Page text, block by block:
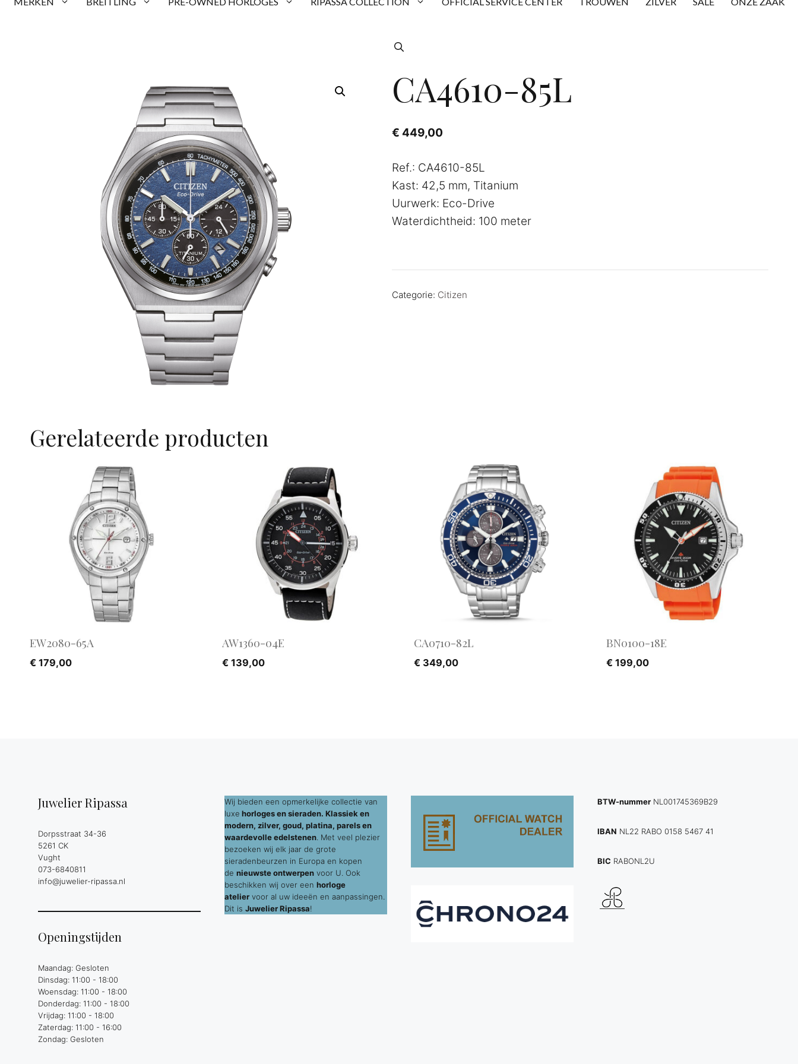
CA4610-85L
€ 449,00
Ref.: CA4610-85L
Kast: 42,5 mm, Titanium
Uurwerk: Eco-Drive
Waterdichtheid: 100 meter
Categorie: Citizen
Gerelateerde producten
EW2080-65A
€ 179,00
AW1360-04E
€ 139,00
CA0710-82L
€ 349,00
BN0100-18E
€ 199,00
Juwelier Ripassa
Dorpsstraat 34-36
5261 CK
Vught
073-6840811
info@juwelier-ripassa.nl
Openingstijden
Maandag: Gesloten
Dinsdag: 11:00 - 18:00
Woensdag: 11:00 - 18:00
Donderdag: 11:00 - 18:00
Vrijdag: 11:00 - 18:00
Zaterdag: 11:00 - 16:00
Zondag: Gesloten
Wij bieden een opmerkelijke collectie van
luxe horloges en sieraden. Klassiek en
modern, zilver, goud, platina, parels en
waardevolle edelstenen. Met veel plezier
bezoeken wij elk jaar de grote
sieradenbeurzen in Europa en kopen
de nieuwste ontwerpen voor U. Ook
beschikken wij over een horloge
atelier voor al uw ideeën en aanpassingen.
Dit is Juwelier Ripassa!
BTW-nummer NL001745369B29
IBAN NL22 RABO 0158 5467 41
BIC RABONL2U